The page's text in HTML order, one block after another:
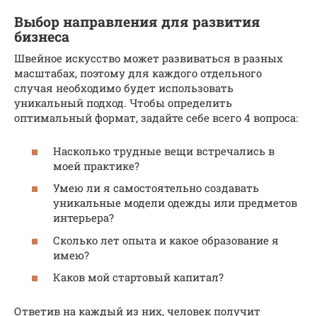
Выбор направления для развития
бизнеса
Швейное искусство может развиваться в разных
масштабах, поэтому для каждого отдельного
случая необходимо будет использовать
уникальный подход. Чтобы определить
оптимальный формат, задайте себе всего 4 вопроса:
Насколько трудные вещи встречались в
моей практике?
Умею ли я самостоятельно создавать
уникальные модели одежды или предметов
интерьера?
Сколько лет опыта и какое образование я
имею?
Каков мой стартовый капитал?
Ответив на каждый из них, человек получит